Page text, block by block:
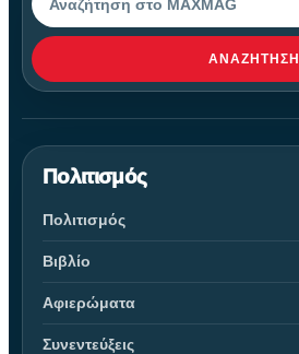
ΑΝΑΖΉΤΗΣΗ
Πολιτισμός
Πολιτισμός
Βιβλίο
Αφιερώματα
Συνεντεύξεις